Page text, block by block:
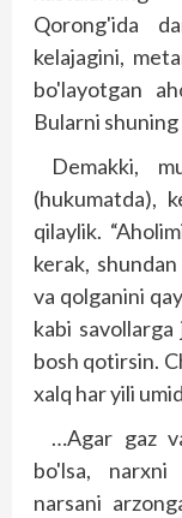
Qorong'ida
kelajagini,
bo'layotgan
Bularni
Demakki,
(hukumatda),
qilaylik.
kerak,
va qolganini
kabi savollarga
bosh qotirsin.
xalq har yili
…Agar gaz
bo'lsa, narxni
narsani